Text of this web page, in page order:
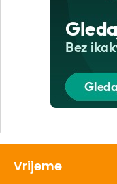
Vrijeme